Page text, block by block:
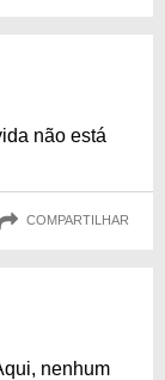
não está
COMPARTILHAR
nenhum